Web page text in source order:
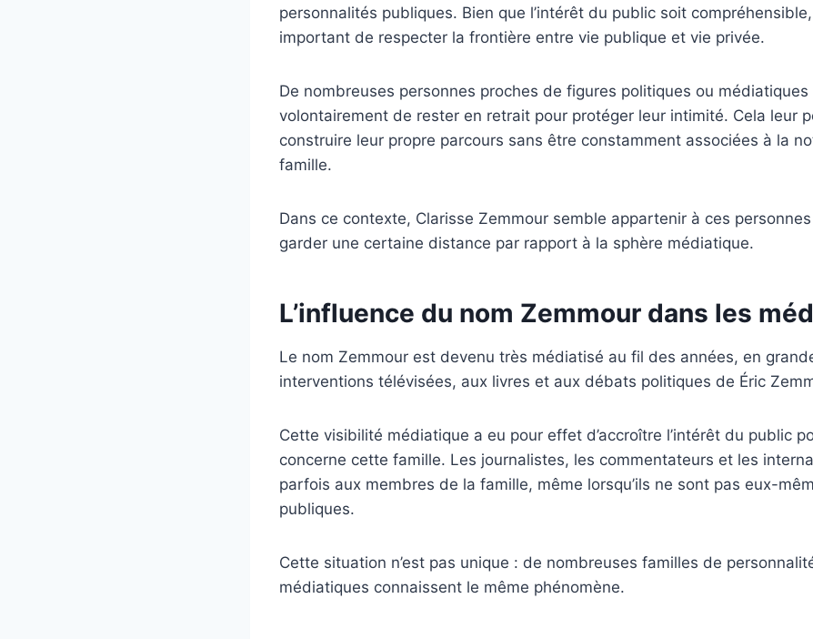
personnalités publiques. Bien que l’intérêt du public soit
important de respecter la frontière entre vie publique et vie privée.
De nombreuses personnes proches de figures politiques ou
volontairement de rester en retrait pour protéger leur intimité. Cela leur
construire leur propre parcours sans être constamment associées à la
famille.
Dans ce contexte, Clarisse Zemmour semble appartenir à ces
garder une certaine distance par rapport à la sphère médiatique.
L’influence du nom Zemmour dans les
Le nom Zemmour est devenu très médiatisé au fil des années, en
interventions télévisées, aux livres et aux débats politiques de Éric
Cette visibilité médiatique a eu pour effet d’accroître l’intérêt du public
concerne cette famille. Les journalistes, les commentateurs et les
parfois aux membres de la famille, même lorsqu’ils ne sont pas eux-
publiques.
Cette situation n’est pas unique : de nombreuses familles de
médiatiques connaissent le même phénomène.